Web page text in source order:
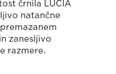
črnila LUCIA
natančne
zanesljivo
razmere.